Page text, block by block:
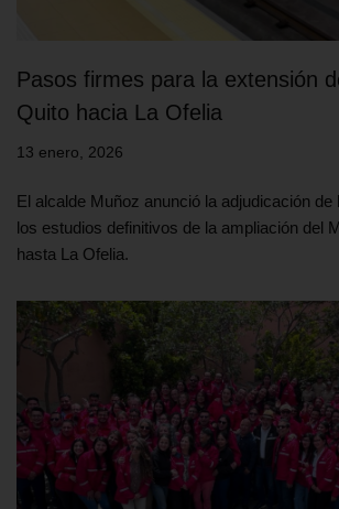
Pasos firmes para la extensión
Quito hacia La Ofelia
13 enero, 2026
El alcalde Muñoz anunció la adjudicación de
los estudios definitivos de la ampliación del
hasta La Ofelia.